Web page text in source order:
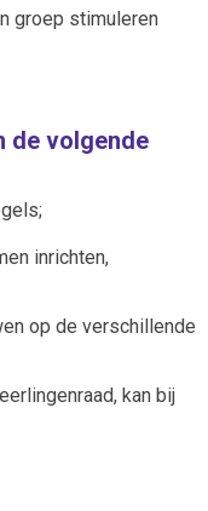
groep stimuleren
de volgende
inrichten,
op de verschillende
kan bij